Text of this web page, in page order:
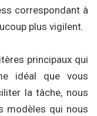
correspondant à
plus vigilent.
principaux qui
idéal que vous
la tâche, nous
modèles qui nous